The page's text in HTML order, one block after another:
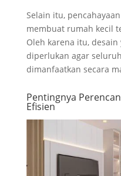
Selain itu,
membuat rumah kecil
Oleh karena itu,
diperlukan agar
dimanfaatkan secara
Pentingnya
Efisien